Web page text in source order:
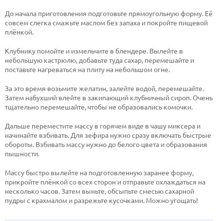
До начала приготовления подготовьте прямоугольную форму. Её
совсем слегка смажьте маслом без запаха и покройте пищевой
плёнкой.
Клубнику помойте и измельчите в блендере. Вылейте в
небольшую кастрюлю, добавьте туда сахар, перемешайте и
поставьте нагреваться на плиту на небольшом огне.
За это время возьмите желатин, залейте водой, перемешайте.
Затем набухший влейте в закипающий клубничный сироп. Очень
тщательно перемешайте, чтобы не образовались комочки.
Дальше переместите массу в горячем виде в чашу миксера и
начинайте взбивать. Для зефира нужно сразу включать быстрые
обороты. Взбивать массу нужно до белого цвета и образования
пышности.
Массу быстро вылейте на подготовленную заранее форму,
прикройте плёнкой со всех сторон и отправьте охлаждаться на
несколько часов. Затем выньте, обсыпьте смесью сахарной
пудры с крахмалом и разрежьте кусочками. Можно угощать!